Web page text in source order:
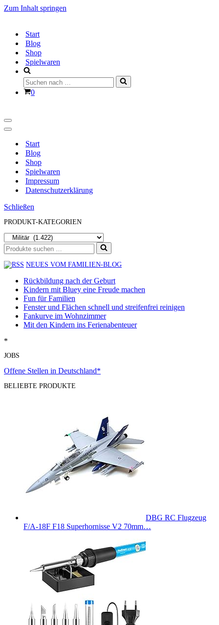
Zum Inhalt springen
Start
Blog
Shop
Spielwaren
Suchen
nach …
Warenkorb
0
Navigationsmenü
Navigationsmenü
Start
Blog
Shop
Spielwaren
Impressum
Datenschutzerklärung
Schließen
PRODUKT-KATEGORIEN
Suchen
nach …
NEUES VOM FAMILIEN-BLOG
Rückbildung nach der Geburt
Kindern mit Bluey eine Freude machen
Fun für Familien
Fenster und Flächen schnell und streifenfrei reinigen
Fankurve im Wohnzimmer
Mit den Kindern ins Ferienabenteuer
*
JOBS
Offene Stellen in Deutschland*
BELIEBTE PRODUKTE
DBG RC Flugzeug
F/A-18F F18 Superhornisse V2 70mm…